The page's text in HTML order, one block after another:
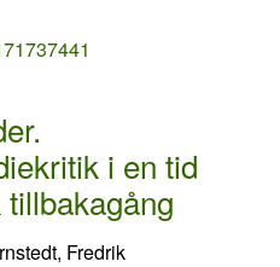
i en tid
Fredrik